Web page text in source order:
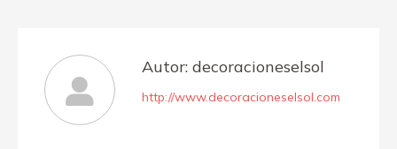
Autor: decoracioneselsol
http://www.decoracioneselsol.com